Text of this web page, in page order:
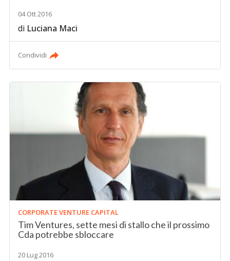
04 Ott 2016
di Luciana Maci
Condividi
CORPORATE VENTURE CAPITAL
Tim Ventures, sette mesi di stallo che il prossimo
Cda potrebbe sbloccare
20 Lug 2016